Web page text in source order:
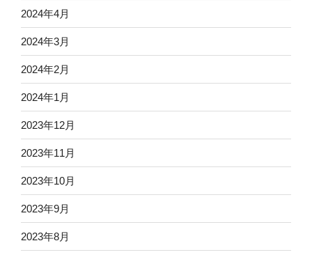
2024年4月
2024年3月
2024年2月
2024年1月
2023年12月
2023年11月
2023年10月
2023年9月
2023年8月